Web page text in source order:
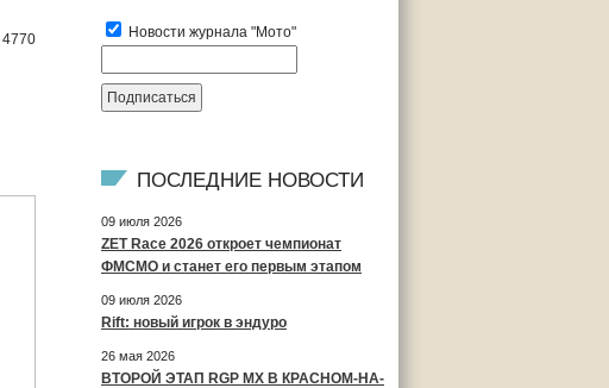
4770 Новости журнала "Мото"
ПОСЛЕДНИЕ НОВОСТИ
09 июля 2026
ZET Race 2026 откроет чемпионат
ФМСМО и станет его первым этапом
09 июля 2026
Rift: новый игрок в эндуро
26 мая 2026
ВТОРОЙ ЭТАП RGP MX В КРАСНОМ-НА-